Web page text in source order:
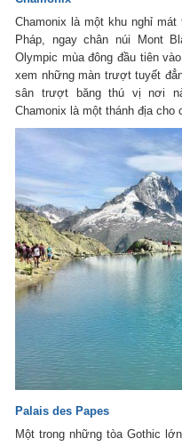
Chamonix là một khu nghỉ
Pháp, ngay chân núi Mont
Olympic mùa đông đầu tiên
xem những màn trượt tuyết
sân trượt băng thú vị nơi
Chamonix là một thánh địa cho
Palais des Papes
Một trong những tòa Gothic